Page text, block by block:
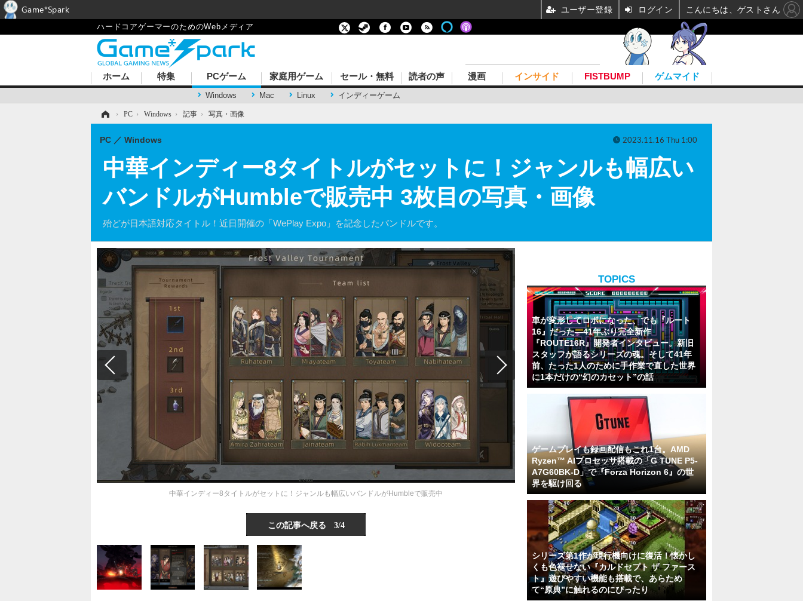
ハードコアゲーマーのためのWebメディア
ホーム 特集 PCゲーム
Windows Mac Linux インディーゲーム
家庭用ゲーム セール・無料 読者の声 漫画 インサイド FISTBUMP ゲムマイド
› PC › Windows › 記事 › 写真・画像
中華インディー8タイトルがセットに！ジャンルも幅広い
バンドルがHumbleで販売中 3枚目の写真・画像
殆どが日本語対応タイトル！近日開催の「WePlay Expo」を記念したバンドルです。
PC Windows 2023.11.16 Thu 1:00
中華インディー8タイトルがセットに！ジャンルも幅広いバンドルがHumbleで販売中
この記事へ戻る 3/4
TOPICS
車が変形してロボになった、でも『ルート
16』だった―41年ぶり完全新作
『ROUTE16R』開発者インタビュー。新旧
スタッフが語るシリーズの魂。そして41年
前、たった1人のために手作業で直した世界
に1本だけの“幻のカセット”の話
ゲームプレイも録画配信もこれ1台。AMD
Ryzen™ AIプロセッサ搭載の「G TUNE P5-
A7G60BK-D」で『Forza Horizon 6』の世
界を駆け回る
シリーズ第1作が現行機向けに復活！懐かし
くも色褪せない『カルドセプト ザ ファース
ト』遊びやすい機能も搭載で、あらため
て“原典”に触れるのにぴったり
Game*Spark ユーザー登録 ログイン こんにちは、ゲストさん